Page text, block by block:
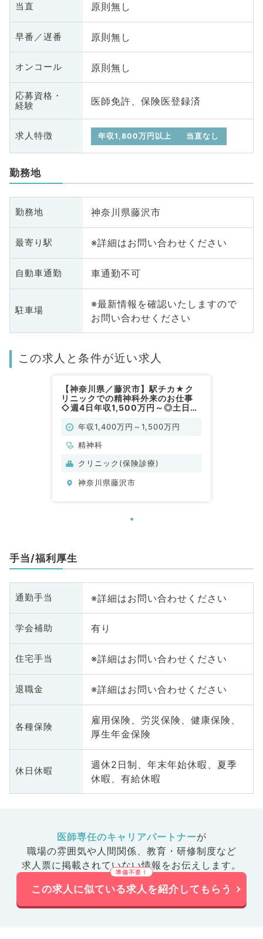
当直 原則無し
早番／遅番 原則無し
オンコール 原則無し
応募資格・
経験
医師免許、保険医登録済
求人特徴 年収1,800万円以上 当直なし
勤務地
勤務地 神奈川県藤沢市
最寄り駅 ※詳細はお問い合わせください
自動車通勤 車通勤不可
駐車場
※最新情報を確認いたしますので
お問い合わせください
この求人と条件が近い求人
【神奈川県／藤沢市】駅チカ★ク
リニックでの精神科外来のお仕事
◇週4日年収1,500万円～◎土日祝
年収1,400万円～1,500万円
精神科
クリニック(保険診療)
神奈川県藤沢市
手当/福利厚生
通勤手当 ※詳細はお問い合わせください
学会補助 有り
住宅手当 ※詳細はお問い合わせください
退職金 ※詳細はお問い合わせください
各種保険
雇用保険、労災保険、健康保険、
厚生年金保険
休日休暇
週休2日制、年末年始休暇、夏季
休暇、有給休暇
医師専任のキャリアパートナーが
職場の雰囲気や人間関係、 教育・研修制度など
求人票に掲載されていない情報をお伝えします。
この求人に似ている求人を紹介してもらう